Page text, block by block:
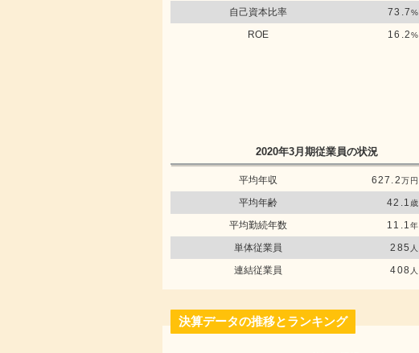
自己資本比率 73.7%
ROE 16.2%
2020年3月期従業員の状況
平均年収 627.2万円
平均年齢 42.1 歳
平均勤続年数 11.1年
単体従業員 285 人
連結従業員 408 人
決算データの推移とランキング